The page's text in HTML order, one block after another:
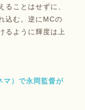
ることはせずに、
込む。逆にMCの
るように輝度は上
）で永岡監督が